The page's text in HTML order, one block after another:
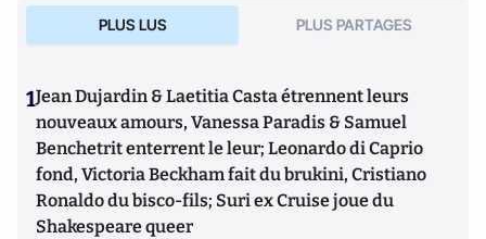
PLUS LUS PLUS PARTAGES
1Jean Dujardin & Laetitia Casta étrennent leurs
nouveaux amours, Vanessa Paradis & Samuel
Benchetrit enterrent le leur; Leonardo di Caprio
fond, Victoria Beckham fait du brukini, Cristiano
Ronaldo du bisco-fils; Suri ex Cruise joue du
Shakespeare queer